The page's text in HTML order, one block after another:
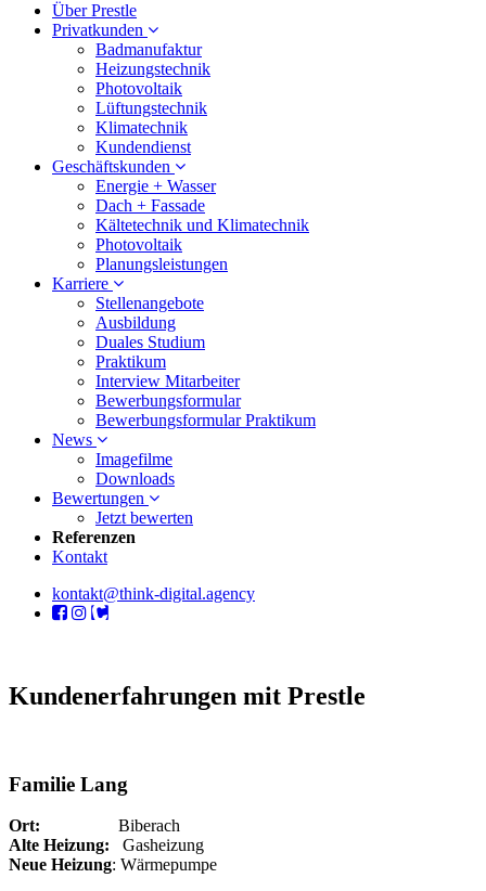
Über Prestle
Privatkunden
Badmanufaktur
Heizungstechnik
Photovoltaik
Lüftungstechnik
Klimatechnik
Kundendienst
Geschäftskunden
Energie + Wasser
Dach + Fassade
Kältetechnik und Klimatechnik
Photovoltaik
Planungsleistungen
Karriere
Stellenangebote
Ausbildung
Duales Studium
Praktikum
Interview Mitarbeiter
Bewerbungsformular
Bewerbungsformular Praktikum
News
Imagefilme
Downloads
Bewertungen
Jetzt bewerten
Referenzen
Kontakt
kontakt@think-digital.agency
Kundenerfahrungen mit Prestle
Familie Lang
Ort: Biberach
Alte Heizung: Gasheizung
Neue Heizung: Wärmepumpe